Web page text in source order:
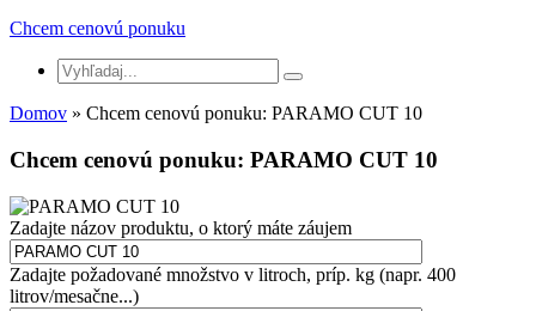
Chcem cenovú ponuku
Domov » Chcem cenovú ponuku: PARAMO CUT 10
Chcem cenovú ponuku: PARAMO CUT 10
Zadajte názov produktu, o ktorý máte záujem
Zadajte požadované množstvo v litroch, príp. kg (napr. 400
litrov/mesačne...)